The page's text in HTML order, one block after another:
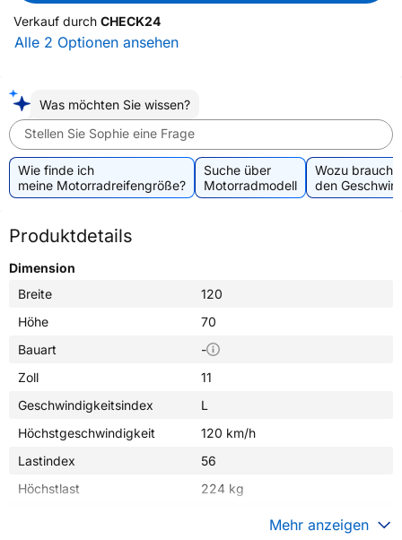
Verkauf durch CHECK24
Alle 2 Optionen ansehen
Was möchten Sie wissen?
Stellen Sie Sophie eine Frage
Wie finde ich
meine Motorradreifengröße?
Suche über
Motorradmodell
Wozu
den
Produktdetails
Dimension
Breite
120
Höhe
70
Bauart
-
Zoll
11
Geschwindigkeitsindex
L
Höchstgeschwindigkeit
120 km/h
Lastindex
56
Höchstlast
224 kg
Mehr anzeigen